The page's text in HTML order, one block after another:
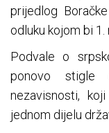
prijedlog
odluku kojom bi
Podvale o
ponovo stigle
nezavisnosti,
jednom dijelu